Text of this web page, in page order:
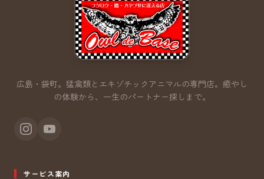
広島・袋町。猛禽類とエキゾチックアニマルの専門店。 癒やし
の体験から、一生のパートナー探しまで。
サービス案内